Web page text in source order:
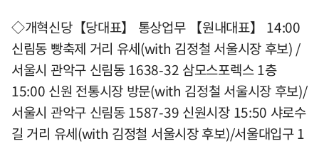
◇개혁신당【당대표】 통상업무 【원내대표】 14:00
신림동 빵축제 거리 유세(with 김정철 서울시장 후보) /
서울시 관악구 신림동 1638-32 삼모스포렉스 1층
15:00 신원 전통시장 방문(with 김정철 서울시장 후보)/
서울시 관악구 신림동 1587-39 신원시장 15:50 샤로수
길 거리 유세(with 김정철 서울시장 후보)/서울대입구 1